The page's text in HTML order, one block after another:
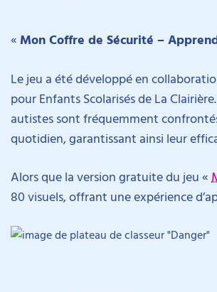
« Mon Coffre de Sécurité –
Le jeu a été développé en
pour Enfants Scolarisés de La
autistes sont fréquemment
quotidien, garantissant ainsi leur
Alors que la version gratuite du jeu «
80 visuels, offrant une expérience